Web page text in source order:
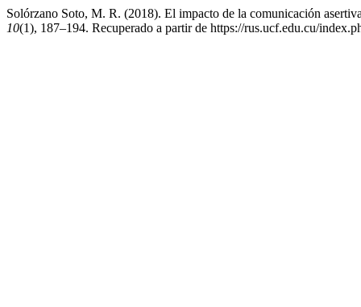
Solórzano Soto, M. R. (2018). El impacto de la comunicación
10(1), 187–194. Recuperado a partir de https://rus.ucf.edu.cu/